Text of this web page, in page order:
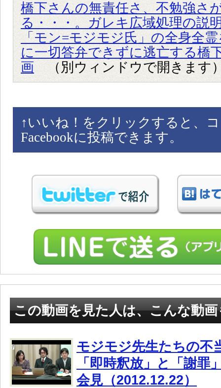
橋下さんの無責任さ、不勉強さ
る・・・。ガレキ広域処理の説
「モン=モジモジ氏」の全身全
に一切答弁できずに逃亡する橋
画 （別ウィンドウで開きます
↑ いいね！をクリックすると、
Facebookに投稿できます。
この動画を見た人は、こんな動
モジモジ先生たちの不
「即時釈放」と「謝罪
会見（2012.12.22）